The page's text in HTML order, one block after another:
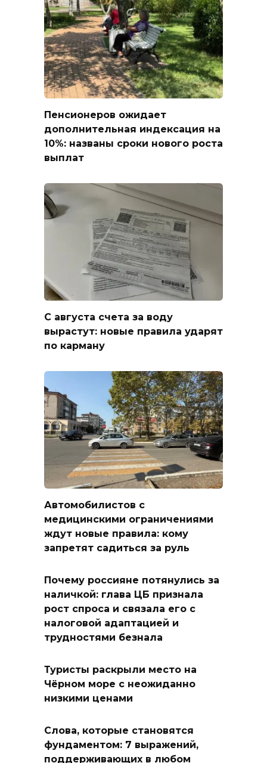
Пенсионеров ожидает
дополнительная индексация на
10%: названы сроки нового роста
выплат
С августа счета за воду
вырастут: новые правила ударят
по карману
Автомобилистов с
медицинскими ограничениями
ждут новые правила: кому
запретят садиться за руль
Почему россияне потянулись за
наличкой: глава ЦБ признала
рост спроса и связала его с
налоговой адаптацией и
трудностями безнала
Туристы раскрыли место на
Чёрном море с неожиданно
низкими ценами
Слова, которые становятся
фундаментом: 7 выражений,
поддерживающих в любом